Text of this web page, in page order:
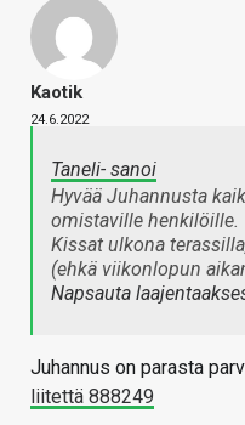
Kaotik
24.6.2022
Taneli- sanoi
Hyvää Juhannusta
omistaville henkilöille.
Kissat ulkona
(ehkä viikonlopun
Napsauta
Juhannus on parasta
liitettä 888249